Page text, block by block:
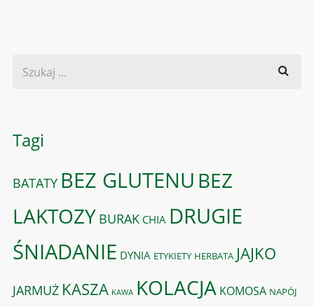
Tagi
BATATY BEZ GLUTENU BEZ
LAKTOZY BURAK CHIA DRUGIE
ŚNIADANIE DYNIA ETYKIETY HERBATA JAJKO
JARMUŻ KASZA KAWA KOLACJA KOMOSA NAPÓJ